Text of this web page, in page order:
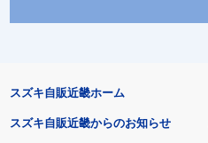
スズキ自販近畿ホーム
スズキ自販近畿からのお知らせ